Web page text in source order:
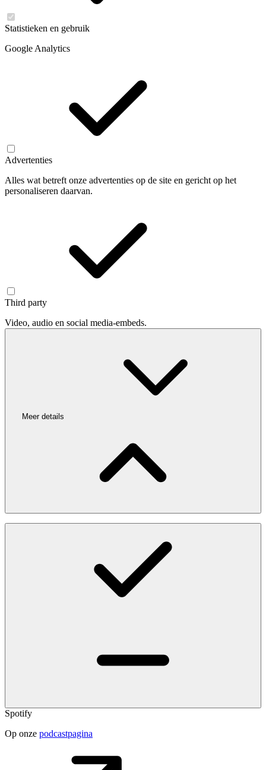
Statistieken en gebruik
Google Analytics
Advertenties
Alles wat betreft onze advertenties op de site en gericht op het
personaliseren daarvan.
Third party
Video, audio en social media-embeds.
Meer details
Spotify
Op onze podcastpagina